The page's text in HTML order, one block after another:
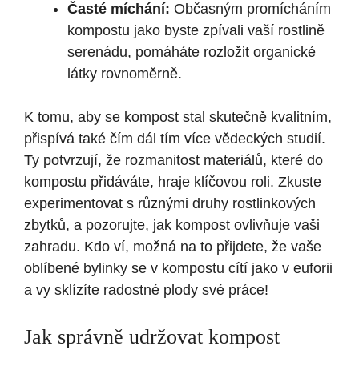
Časté míchání: Občasným promícháním
kompostu jako byste zpívali vaší rostlině
serenádu, pomáháte rozložit organické
látky rovnoměrně.
K tomu, aby se kompost stal skutečně kvalitním,
přispívá také čím dál tím více vědeckých studií.
Ty potvrzují, že rozmanitost materiálů, které do
kompostu přidáváte, hraje klíčovou roli. Zkuste
experimentovat s různými druhy rostlinkových
zbytků, a pozorujte, jak kompost ovlivňuje vaši
zahradu. Kdo ví, možná na to přijdete, že vaše
oblíbené bylinky se v kompostu cítí jako v euforii
a vy sklízíte radostné plody své práce!
Jak správně udržovat kompost